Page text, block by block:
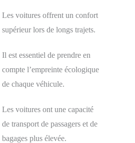
Les voitures offrent un confort
supérieur lors de longs trajets.
Il est essentiel de prendre en
compte l’empreinte écologique
de chaque véhicule.
Les voitures ont une capacité
de transport de passagers et de
bagages plus élevée.